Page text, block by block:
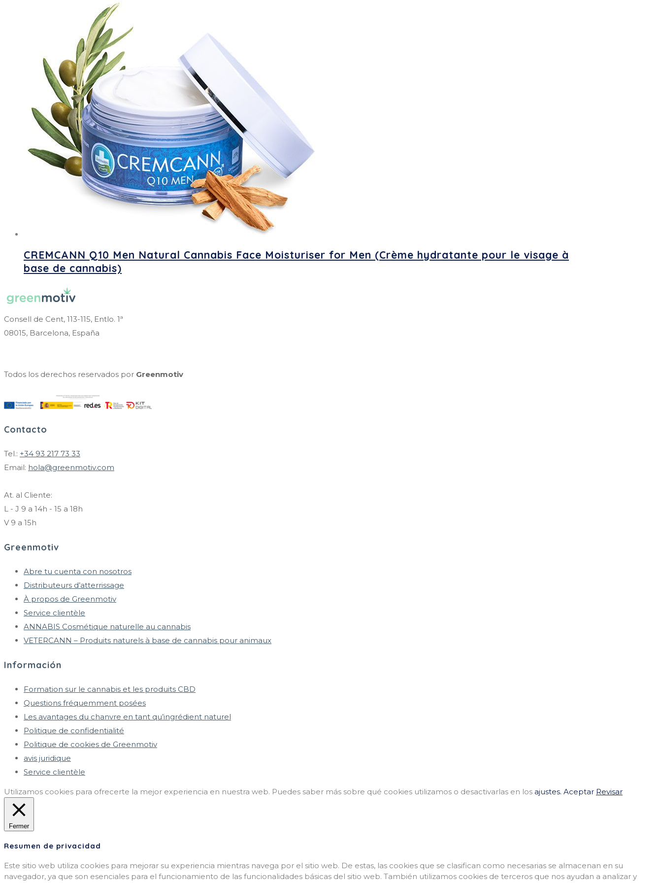
CREMCANN Q10 Men Natural Cannabis Face Moisturiser for Men (Crème hydratante pour le visage à
base de cannabis)
Consell de Cent, 113-115, Entlo. 1ª
08015, Barcelona, España
Todos los derechos reservados por Greenmotiv
Contacto
Tel.: +34 93 217 73 33
Email: hola@greenmotiv.com
At. al Cliente:
L - J 9 a 14h - 15 a 18h
V 9 a 15h
Greenmotiv
Abre tu cuenta con nosotros
Distributeurs d’atterrissage
À propos de Greenmotiv
Service clientèle
ANNABIS Cosmétique naturelle au cannabis
VETERCANN – Produits naturels à base de cannabis pour animaux
Información
Formation sur le cannabis et les produits CBD
Questions fréquemment posées
Les avantages du chanvre en tant qu’ingrédient naturel
Politique de confidentialité
Politique de cookies de Greenmotiv
avis juridique
Service clientèle
Utilizamos cookies para ofrecerte la mejor experiencia en nuestra web. Puedes saber más sobre qué cookies utilizamos o desactivarlas en los ajustes. Aceptar Revisar
Fermer
Resumen de privacidad
Este sitio web utiliza cookies para mejorar su experiencia mientras navega por el sitio web. De estas, las cookies que se clasifican como necesarias se almacenan en su
navegador, ya que son esenciales para el funcionamiento de las funcionalidades básicas del sitio web. También utilizamos cookies de terceros que nos ayudan a analizar y